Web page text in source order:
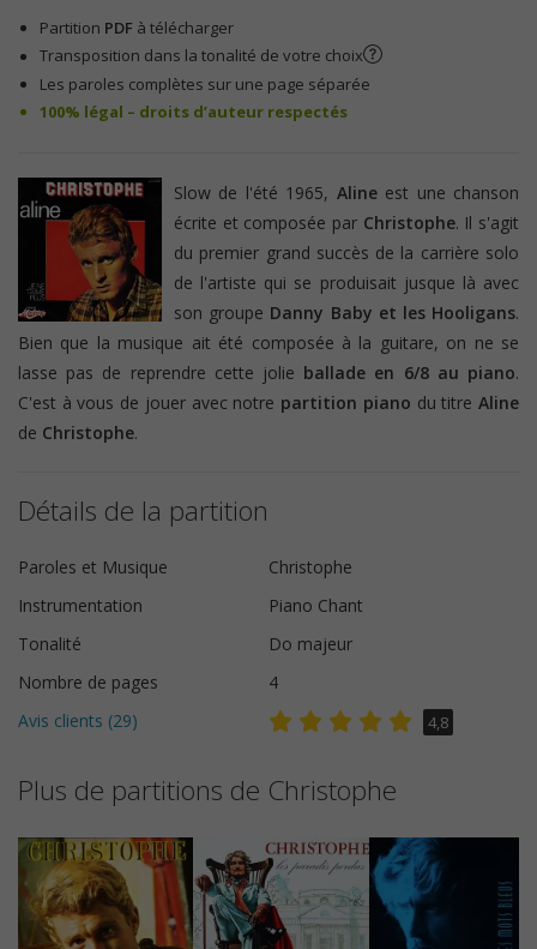
Partition PDF à télécharger
Transposition dans la tonalité de votre choix
Les paroles complètes sur une page séparée
100% légal – droits d’auteur respectés
Slow de l'été 1965, Alineest une chanson
écrite et composée par Christophe. Il s'agit
du premier grand succès de la carrière solo
de l'artiste qui se produisait jusque là avec
son groupe Danny Baby et les Hooligans.
Bien que la musique ait été composée à la guitare, on ne se
lasse pas de reprendre cette jolie ballade en 6/8 au piano.
C'est à vous de jouer avec notre partition piano du titreAline
de Christophe.
Détails de la partition
Paroles et Musique
Christophe
Instrumentation
Piano Chant
Tonalité
Do majeur
Nombre de pages
4
Avis clients (29) 4,8
Plus de partitions de Christophe